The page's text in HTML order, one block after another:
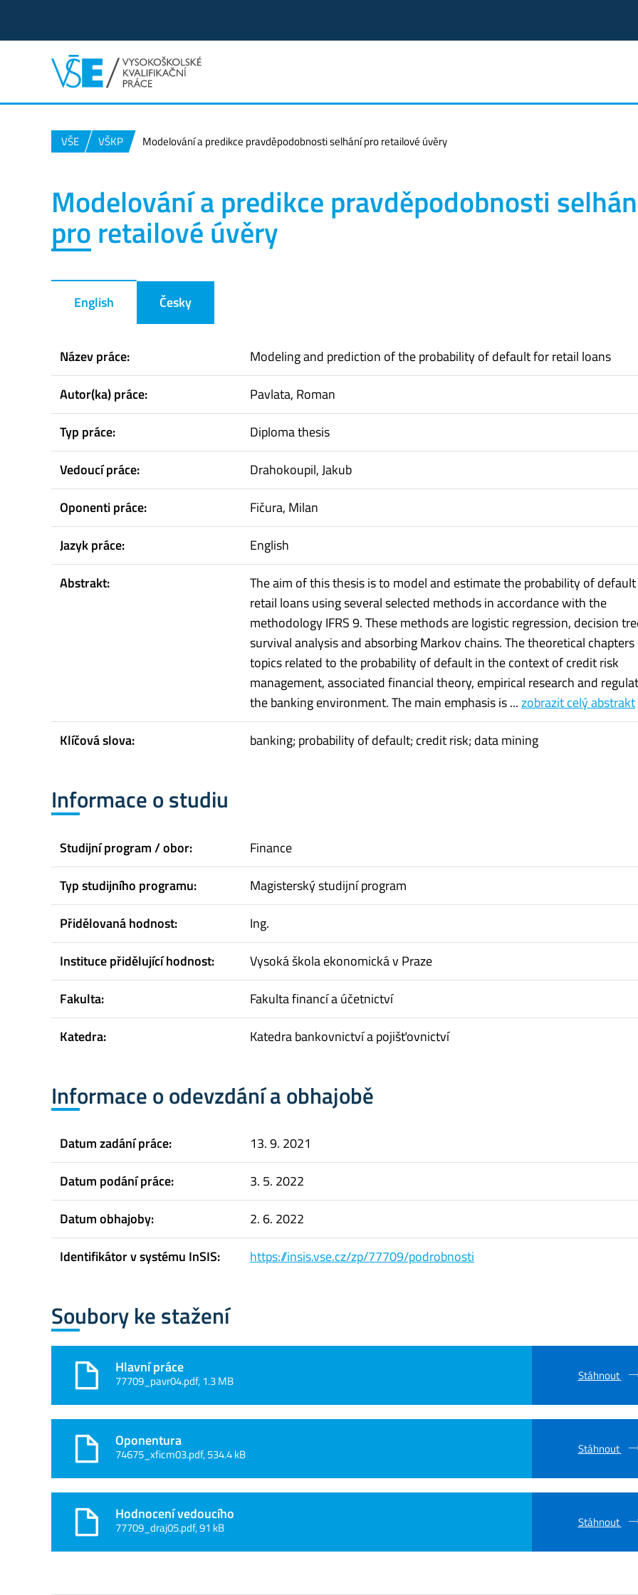
VŠE VŠKP Modelování a predikce pravděpodobnosti selhání pro retailové úvěry
Modelování a predikce pravděpodobnosti
pro retailové úvěry
English Česky
Název práce:
Modeling and prediction of the probability of default for retail loans
Autor(ka) práce:
Pavlata, Roman
Typ práce:
Diploma thesis
Vedoucí práce:
Drahokoupil, Jakub
Oponenti práce:
Fičura, Milan
Jazyk práce:
English
Abstrakt:
The aim of this thesis is to model and estimate the probability of
retail loans using several selected methods in accordance with the
methodology IFRS 9. These methods are logistic regression, decision
survival analysis and absorbing Markov chains. The theoretical
topics related to the probability of default in the context of credit risk
management, associated financial theory, empirical research and
the banking environment. The main emphasis is ...zobrazit celý abstrakt
Klíčová slova:
banking; probability of default; credit risk; data mining
Informace o studiu
Studijní program / obor:
Finance
Typ studijního programu:
Magisterský studijní program
Přidělovaná hodnost:
Ing.
Instituce přidělující hodnost:
Vysoká škola ekonomická v Praze
Fakulta:
Fakulta financí a účetnictví
Katedra:
Katedra bankovnictví a pojišťovnictví
Informace o odevzdání a obhajobě
Datum zadání práce:
13. 9. 2021
Datum podání práce:
3. 5. 2022
Datum obhajoby:
2. 6. 2022
Identifikátor v systému InSIS:
https://insis.vse.cz/zp/77709/podrobnosti
Soubory ke stažení
Hlavní práce
77709_pavr04.pdf, 1.3 MB Stáhnout
Oponentura
74675_xficm03.pdf, 534.4 kB Stáhnout
Hodnocení vedoucího
77709_draj05.pdf, 91 kB Stáhnout